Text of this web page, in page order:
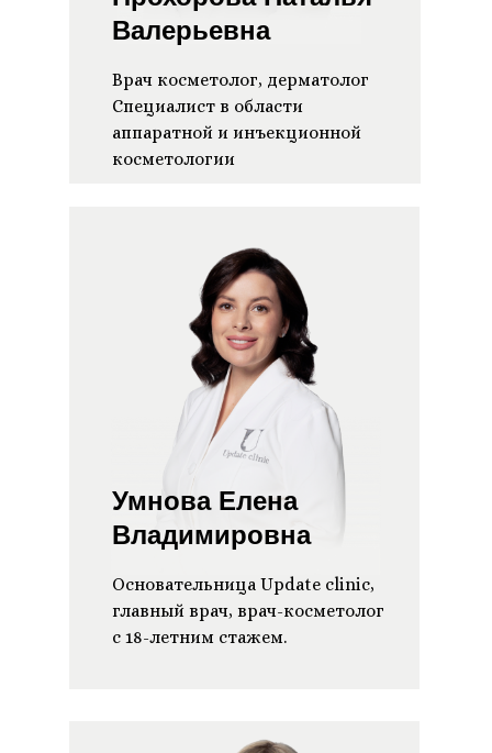
Основательница Update clinic,
главный врач, врач-косметолог
с 18-летним стажем.
Умнова Елена
Владимировна
Валерьевна
Врач косметолог, дерматолог
Специалист в области
аппаратной и инъекционной
косметологии